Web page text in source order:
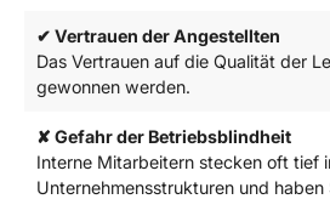
✔ Vertrauen der Angestellten
Das Vertrauen auf die Qualität der
gewonnen werden.
✘ Gefahr der Betriebsblindheit
Interne Mitarbeitern stecken oft tief
Unternehmensstrukturen und